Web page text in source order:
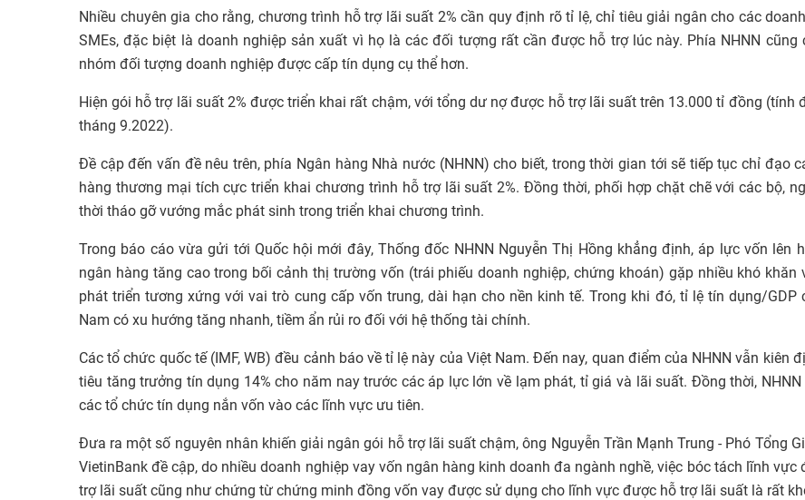
Nhiều chuyên gia cho rằng, chương trình hỗ trợ lãi suất 2% cần quy định rõ tỉ lệ, chỉ tiêu giải ngân cho các
SMEs, đặc biệt là doanh nghiệp sản xuất vì họ là các đối tượng rất cần được hỗ trợ lúc này. Phía NHNN cũng
nhóm đối tượng doanh nghiệp được cấp tín dụng cụ thể hơn.
Hiện gói hỗ trợ lãi suất 2% được triển khai rất chậm, với tổng dư nợ được hỗ trợ lãi suất trên 13.000 tỉ đồng (tính
tháng 9.2022).
Đề cập đến vấn đề nêu trên, phía Ngân hàng Nhà nước (NHNN) cho biết, trong thời gian tới sẽ tiếp tục chỉ đạo
hàng thương mại tích cực triển khai chương trình hỗ trợ lãi suất 2%. Đồng thời, phối hợp chặt chẽ với các bộ,
thời tháo gỡ vướng mắc phát sinh trong triển khai chương trình.
Trong báo cáo vừa gửi tới Quốc hội mới đây, Thống đốc NHNN Nguyễn Thị Hồng khẳng định, áp lực vốn lên
ngân hàng tăng cao trong bối cảnh thị trường vốn (trái phiếu doanh nghiệp, chứng khoán) gặp nhiều khó khăn
phát triển tương xứng với vai trò cung cấp vốn trung, dài hạn cho nền kinh tế. Trong khi đó, tỉ lệ tín dụng/GDP
Nam có xu hướng tăng nhanh, tiềm ẩn rủi ro đối với hệ thống tài chính.
Các tổ chức quốc tế (IMF, WB) đều cảnh báo về tỉ lệ này của Việt Nam. Đến nay, quan điểm của NHNN vẫn kiên
tiêu tăng trưởng tín dụng 14% cho năm nay trước các áp lực lớn về lạm phát, tỉ giá và lãi suất. Đồng thời,
các tổ chức tín dụng nắn vốn vào các lĩnh vực ưu tiên.
Đưa ra một số nguyên nhân khiến giải ngân gói hỗ trợ lãi suất chậm, ông Nguyễn Trần Mạnh Trung - Phó Tổng
VietinBank đề cập, do nhiều doanh nghiệp vay vốn ngân hàng kinh doanh đa ngành nghề, việc bóc tách lĩnh vực
trợ lãi suất cũng như chứng từ chứng minh đồng vốn vay được sử dụng cho lĩnh vực được hỗ trợ lãi suất là rất